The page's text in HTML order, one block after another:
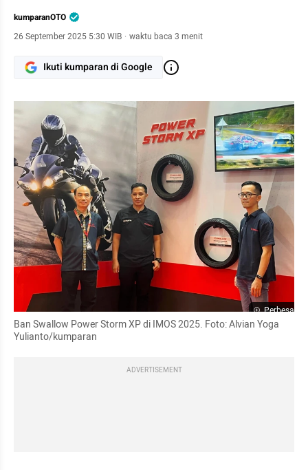
kumparanOTO
26 September 2025 5:30 WIB · waktu baca 3 menit
Ikuti kumparan di Google
Perbesar
Ban Swallow Power Storm XP di IMOS 2025. Foto: Alvian Yoga
Yulianto/kumparan
ADVERTISEMENT